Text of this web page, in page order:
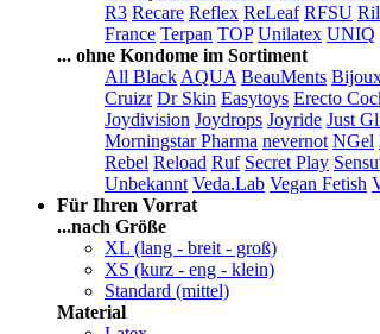
R3 Recare Reflex ReLeaf RFSU
France Terpan TOP Unilatex UNIQ
... ohne Kondome im Sortiment
All Black AQUA BeauMents
Cruizr Dr Skin Easytoys Erecto
Joydivision Joydrops Joyride Just
Morningstar Pharma nevernot NGel
Rebel Reload Ruf Secret Play
Unbekannt Veda.Lab Vegan Fetish
Für Ihren Vorrat
...nach Größe
XL (lang - breit - groß)
XS (kurz - eng - klein)
Standard (mittel)
Material